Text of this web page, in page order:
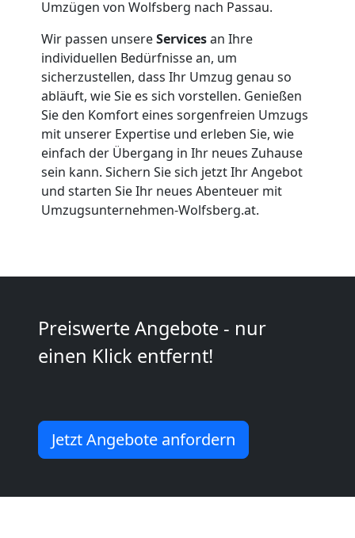
Umzügen von Wolfsberg nach Passau.
Wir passen unsereServicesan Ihre
individuellen Bedürfnisse an, um
sicherzustellen, dass Ihr Umzug genau so
abläuft, wie Sie es sich vorstellen. Genießen
Sie den Komfort eines sorgenfreien Umzugs
mit unserer Expertise und erleben Sie, wie
einfach der Übergang in Ihr neues Zuhause
sein kann. Sichern Sie sich jetzt Ihr Angebot
und starten Sie Ihr neues Abenteuer mit
Umzugsunternehmen-Wolfsberg.at.
Preiswerte Angebote - nur
einen Klick entfernt!
Jetzt Angebote anfordern
Wolfsberg
Büroumzug
Wolfsberg
Expressumzug
Wolfsberg
Umzug